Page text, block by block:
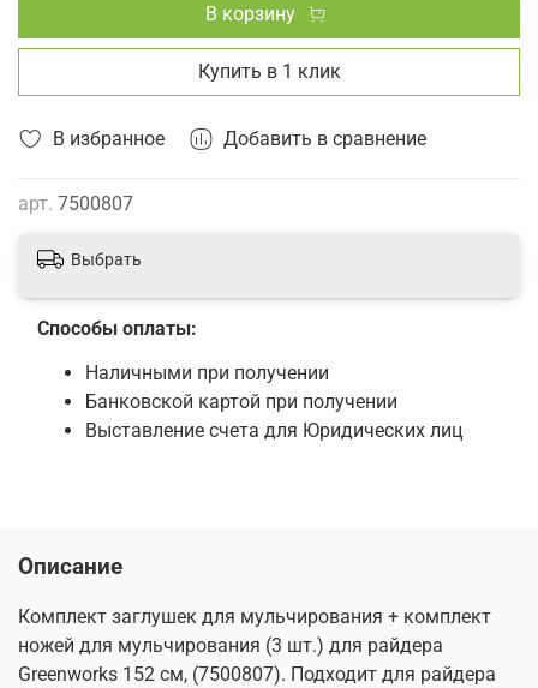
В избранное Добавить в сравнение
арт. 7500807
В корзину
Купить в 1 клик
Выбрать
Способы оплаты:
Наличными при получении
Банковской картой при получении
Выставление счета для Юридических лиц
Описание
Комплект заглушек для мульчирования + комплект
ножей для мульчирования (3 шт.) для райдера
Greenworks 152 см, (7500807). Подходит для райдера